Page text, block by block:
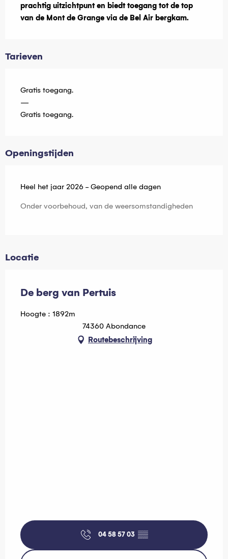
prachtig uitzichtpunt en biedt toegang tot de top
van de Mont de Grange via de Bel Air bergkam.
Tarieven
Gratis toegang.
—
Gratis toegang.
Openingstijden
Heel het jaar 2026 - Geopend alle dagen
Onder voorbehoud, van de weersomstandigheden
Locatie
De berg van Pertuis
Hoogte : 1892m
74360 Abondance
Routebeschrijving
04 58 57 03 ▒▒